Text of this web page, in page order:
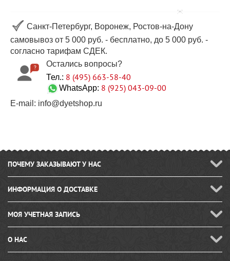
Санкт-Петербург, Воронеж, Ростов-на-Дону
самовывоз от 5 000 руб. - бесплатно, до 5 000 руб. -
согласно тарифам СДЕК.
Остались вопросы?
Тел.: 8 (495) 663-58-40
WhatsApp: 8 (925) 043-09-00
E-mail: info@dyetshop.ru
ПОЧЕМУ ЗАКАЗЫВАЮТ У НАС
ИНФОРМАЦИЯ О ДОСТАВКЕ
МОЯ УЧЕТНАЯ ЗАПИСЬ
О НАС